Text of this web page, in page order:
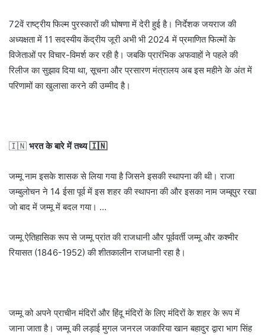
72वें राष्ट्रीय फिल्म पुरस्कारों की घोषणा में देरी हुई है। निर्देशक जयराज की
अध्यक्षता में 11 सदस्यीय केंद्रीय जूरी अभी भी 2024 में प्रमाणित फिल्मों के
विजेताओं पर विचार-विमर्श कर रही है। जबकि प्रारंभिक अफवाहों ने पहले की
रिलीज का सुझाव दिया था, सूचना और प्रसारण मंत्रालय अब इस महीने के अंत में
परिणामों का खुलासा करने की उम्मीद है।
🇮🇳 भरत के बारे में तथ्य 🇮🇳
जम्मू नाम इसके शासक से लिया गया है जिसने इसकी स्थापना की थी। राजा
जम्बुलोचन ने 14 ईसा पूर्व में इस शहर की स्थापना की और इसका नाम जम्बूपुर रखा
जो बाद में जम्मू में बदल गया। …
जम्मू ऐतिहासिक रूप से जम्मू प्रांत की राजधानी और पूर्ववर्ती जम्मू और कश्मीर
रियासत (1846-1952) की शीतकालीन राजधानी रहा है।
जम्मू को अपने प्राचीन मंदिरों और हिंदू मंदिरों के लिए मंदिरों के शहर के रूप में
जाना जाता है। जम्मू की लड़ाई मुगल जनरल जकारिया खान बहादुर द्वारा भाग सिंह